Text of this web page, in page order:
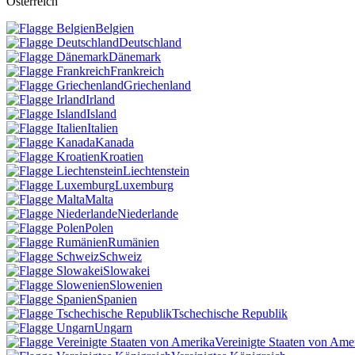
Belgien
Deutschland
Dänemark
Frankreich
Griechenland
Irland
Island
Italien
Kanada
Kroatien
Liechtenstein
Luxemburg
Malta
Niederlande
Polen
Rumänien
Schweiz
Slowakei
Slowenien
Spanien
Tschechische Republik
Ungarn
Vereinigte Staaten von